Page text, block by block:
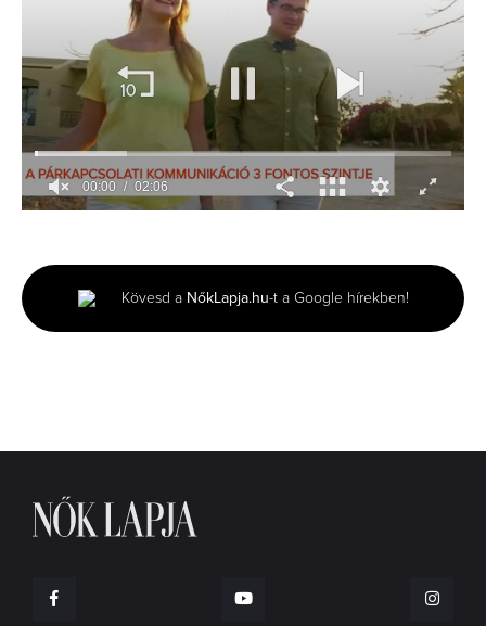
minutes,
6
seconds
00:01 02:06
Kövesd a NőkLapja.hu-t a Google hírekben!